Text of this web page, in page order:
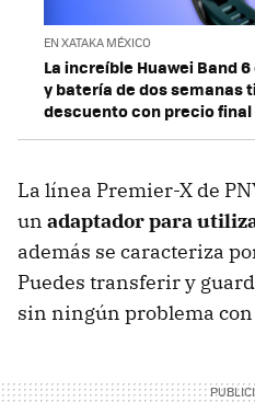
EN XATAKA MÉXICO
La increíble Huawei Band
y batería de dos semanas
descuento con precio final
La línea Premier-X de
un adaptador para
además se caracteriza
Puedes transferir y
sin ningún problema con